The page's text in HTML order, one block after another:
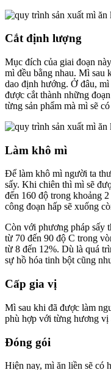
Cắt định lượng
Mục đích của giai đoạn
mì đều bằng nhau. Mì sau
dao định hướng. Ở đâu,
được cắt thành những
từng sản phẩm mà mì sẽ
Làm khô mì
Để làm khô mì người ta
sấy. Khi chiên thì mì sẽ
đến 160 độ trong khoảng
công đoạn hấp sẽ xuống
Còn với phương pháp sấy
từ 70 đến 90 độ C trong
từ 8 đến 12%. Dù là quá
sự hồ hóa tinh bột cũng
Cấp gia vị
Mì sau khi đã được làm
phù hợp với từng hương vị
Đóng gói
Hiện nay, mì ăn liền sẽ có